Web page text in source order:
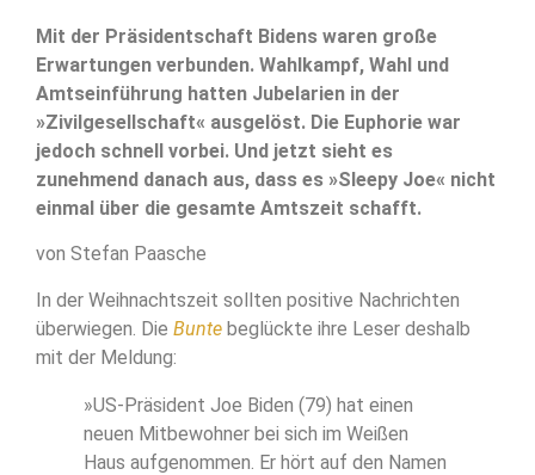
Mit der Präsidentschaft Bidens waren große
Erwartungen verbunden. Wahlkampf, Wahl und
Amtseinführung hatten Jubelarien in der
»Zivilgesellschaft« ausgelöst. Die Euphorie war
jedoch schnell vorbei. Und jetzt sieht es
zunehmend danach aus, dass es »Sleepy Joe« nicht
einmal über die gesamte Amtszeit schafft.
von Stefan Paasche
In der Weihnachtszeit sollten positive Nachrichten
überwiegen. Die Bunte beglückte ihre Leser deshalb
mit der Meldung:
»US-Präsident Joe Biden (79) hat einen
neuen Mitbewohner bei sich im Weißen
Haus aufgenommen. Er hört auf den Namen